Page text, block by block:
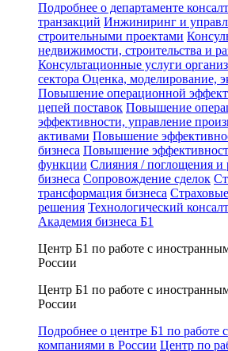
Подробнее о департаменте
транзакций Инжиниринг и
строительными проектами
недвижимости, строительства и
Консультационные услуги
сектора Оценка, моделирование,
Повышение операционной
цепей поставок Повышение
эффективности, управление
активами Повышение
бизнеса Повышение
функции Слияния / поглощения и
бизнеса Сопровождение сделок
трансформация бизнеса
решения Технологический
Академия бизнеса Б1
Центр Б1 по работе с
России
Центр Б1 по работе с
России
Подробнее о центре Б1 по работе
компаниями в России Центр по